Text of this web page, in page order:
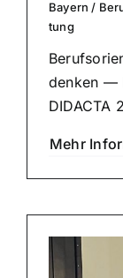
Bayern /
tung
denken —
DIDACTA
Mehr